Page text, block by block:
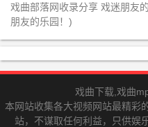
戏曲部落网收录分享 戏迷朋友
朋友的乐园！)
戏曲下载,戏曲
本网站收集各大视频网站最精彩
站，不谋取任何利益，只供娱